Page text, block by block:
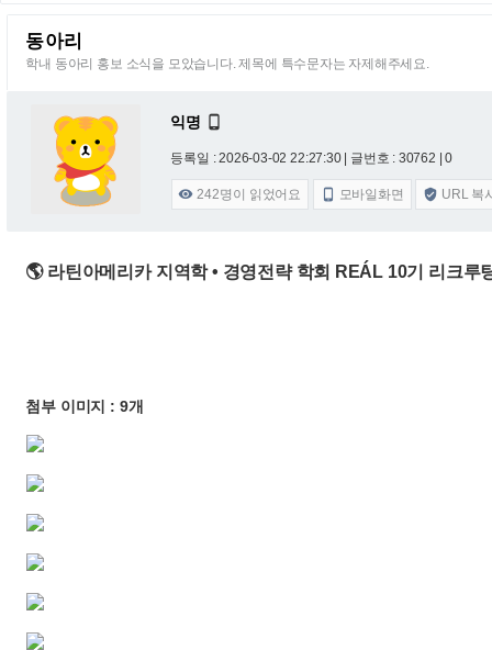
동아리
학내 동아리 홍보 소식을 모았습니다. 제목에 특수문자는 자제해주세요.
익명 
등록일 : 2026-03-02 22:27:30 | 글번호 : 30762 | 0
 242명이 읽었어요  모바일화면  URL 복
🌎 라틴아메리카 지역학 • 경영전략 학회 REÁL 10기 리크루
첨부 이미지 : 9개